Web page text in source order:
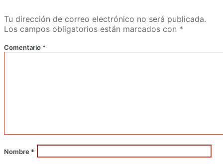
Tu dirección de correo electrónico no será publicada.
Los campos obligatorios están marcados con *
Comentario *
Nombre *